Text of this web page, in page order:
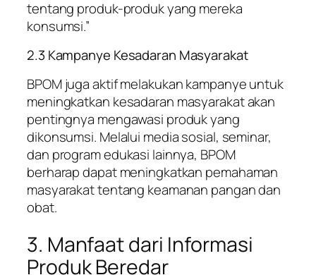
tentang produk-produk yang mereka
konsumsi.”
2.3 Kampanye Kesadaran Masyarakat
BPOM juga aktif melakukan kampanye untuk
meningkatkan kesadaran masyarakat akan
pentingnya mengawasi produk yang
dikonsumsi. Melalui media sosial, seminar,
dan program edukasi lainnya, BPOM
berharap dapat meningkatkan pemahaman
masyarakat tentang keamanan pangan dan
obat.
3. Manfaat dari Informasi
Produk Beredar